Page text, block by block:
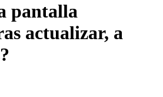
pantalla
actualizar, a